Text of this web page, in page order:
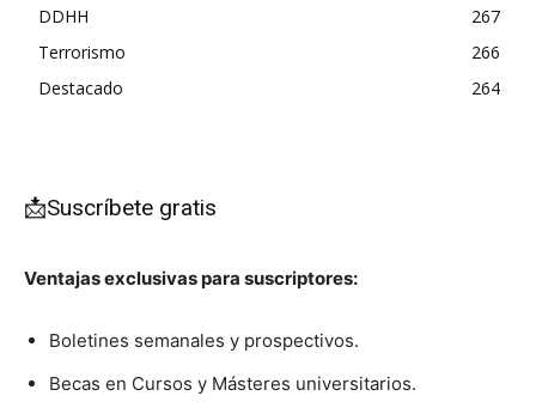
DDHH
267
Terrorismo
266
Destacado
264
📩Suscríbete gratis
Ventajas exclusivas para suscriptores:
Boletines semanales y prospectivos.
Becas en Cursos y Másteres universitarios.